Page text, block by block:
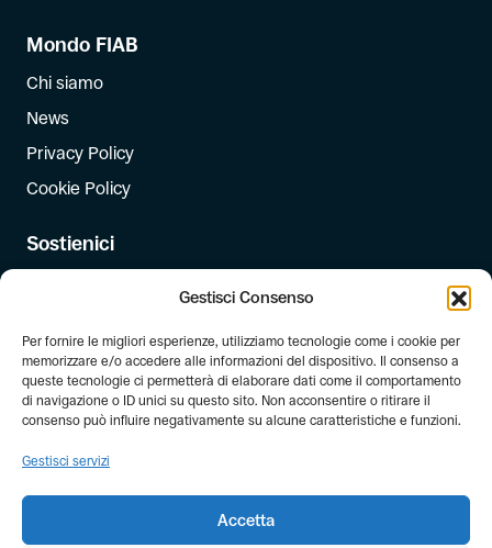
Gestisci Consenso
Per fornire le migliori esperienze, utilizziamo tecnologie come i cookie per
memorizzare e/o accedere alle informazioni del dispositivo. Il consenso a
queste tecnologie ci permetterà di elaborare dati come il comportamento
di navigazione o ID unici su questo sito. Non acconsentire o ritirare il
consenso può influire negativamente su alcune caratteristiche e funzioni.
Gestisci servizi
Accetta
Mondo FIAB
Chi siamo
News
Privacy Policy
Cookie Policy
Sostienici
Dona il 5 per mille
Newsletter